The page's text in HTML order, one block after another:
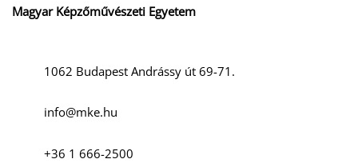
Magyar Képzőművészeti Egyetem
1062 Budapest Andrássy út 69-71.
info@mke.hu
+36 1 666-2500